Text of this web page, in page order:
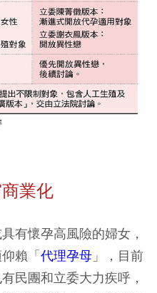
業化
有懷孕高風險的婦女，
賴「代理孕母 」，目前
民團和立委大力疾呼，